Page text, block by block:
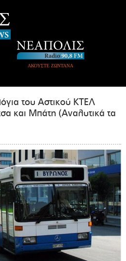
ΑΚΟΥΣΤΕ ΖΩΝΤΑΝΑ
του Αστικού ΚΤΕΛ
και Μπάτη (Αναλυτικά τα